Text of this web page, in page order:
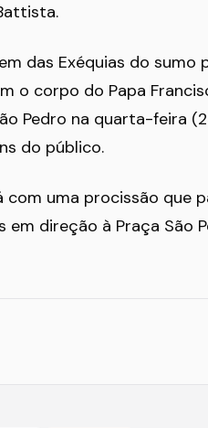
das Exéquias do sumo
o corpo do Papa
Pedro na quarta-feira
do público.
uma procissão que
em direção à Praça São